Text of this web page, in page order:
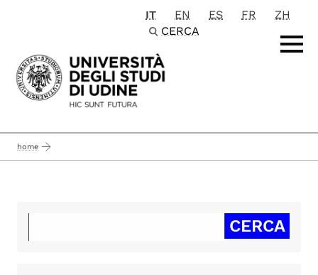
Passa al contenuto principale
IT EN ES FR
ZH
CERCA
home